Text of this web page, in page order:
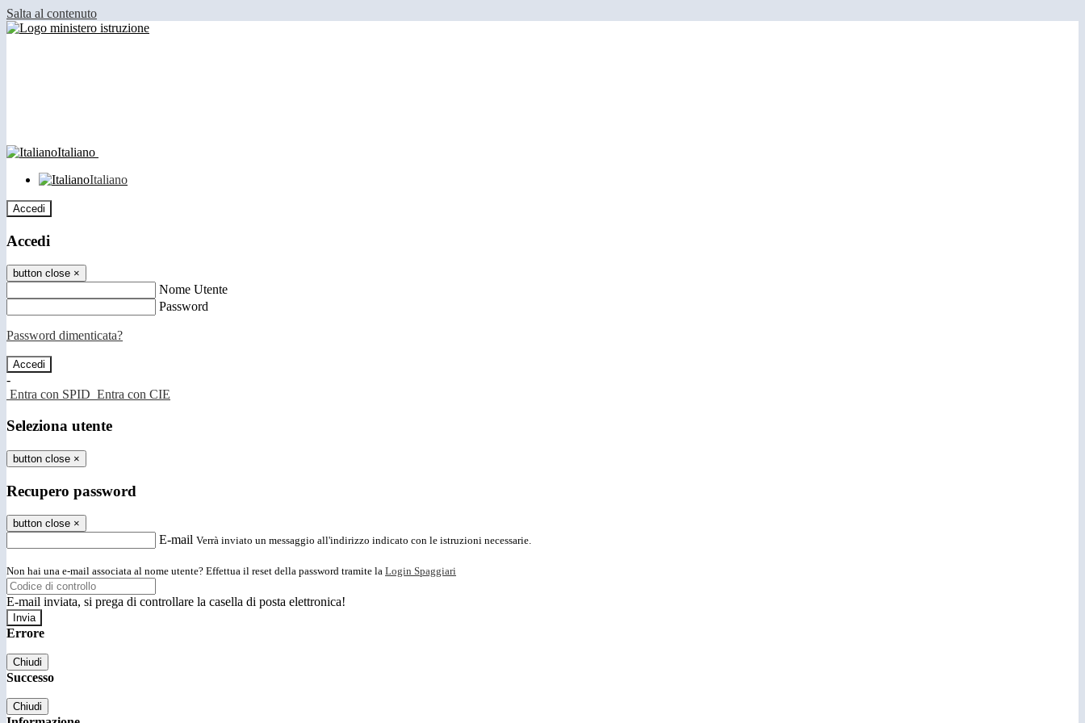
Salta al contenuto
Italiano
Italiano
Accedi
Accedi
button close ×
Nome Utente
Password
Password dimenticata?
-
Entra con SPID Entra con CIE
Seleziona utente
button close ×
Recupero password
button close ×
E-mail Verrà inviato un messaggio all'indirizzo indicato con le istruzioni necessarie.
Non hai una e-mail associata al nome utente? Effettua il reset della password tramite la Login Spaggiari
E-mail inviata, si prega di controllare la casella di posta elettronica!
Errore
Chiudi
Successo
Chiudi